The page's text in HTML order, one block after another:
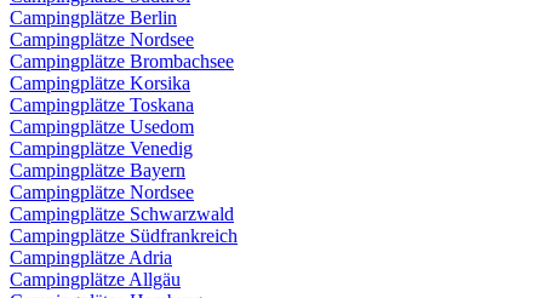
Campingplätze Berlin
Campingplätze Nordsee
Campingplätze Brombachsee
Campingplätze Korsika
Campingplätze Toskana
Campingplätze Usedom
Campingplätze Venedig
Campingplätze Bayern
Campingplätze Nordsee
Campingplätze Schwarzwald
Campingplätze Südfrankreich
Campingplätze Adria
Campingplätze Allgäu